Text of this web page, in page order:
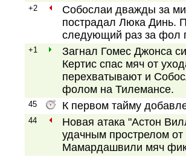
+2
Собослаи дважды за
пострадал Люка Динь.
следующий раз за фол
+1
Загнал Гомес Джонса
Кертис спас мяч от
перехватывают и
фолом на Тилемансе.
45 К первом тайму
44
Новая атака "Астон
удачным прострелом
Мамардашвили мяч